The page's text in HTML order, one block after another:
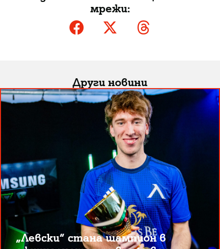
мрежи:
Други новини
„Левски“ стана шампион в